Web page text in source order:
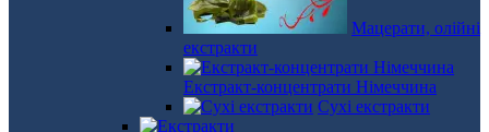
Мацерати, олійні
екстракти
Екстракт-концентрати Німеччина
Сухі екстракти